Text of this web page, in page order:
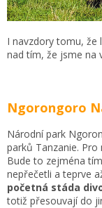
I navzdory tomu, že
nad tím, že jsme na
Ngorongoro
Národní park
parků Tanzanie. Pro
Bude to zejména
nepřečetli a teprve
početná stáda
totiž přesouvají do